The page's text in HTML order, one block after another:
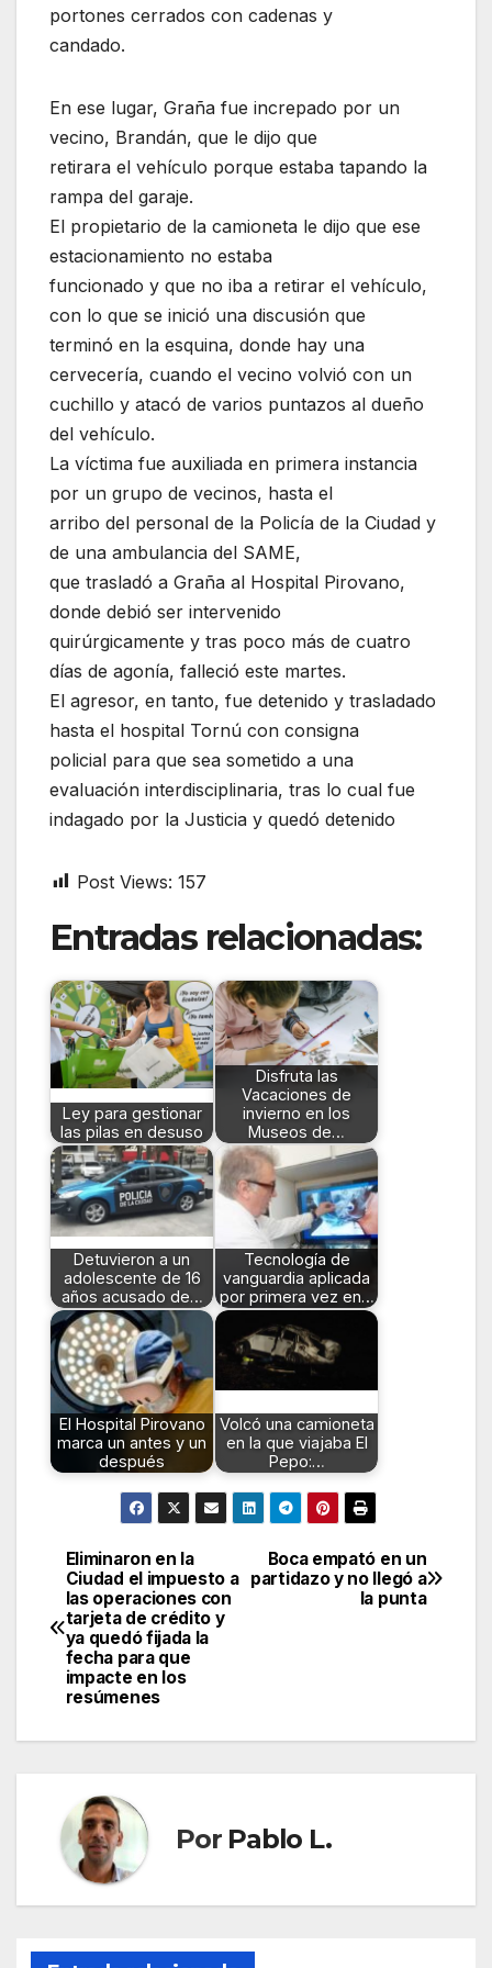
portones cerrados con cadenas y
candado.
En ese lugar, Graña fue increpado por un
vecino, Brandán, que le dijo que
retirara el vehículo porque estaba tapando la
rampa del garaje.
El propietario de la camioneta le dijo que ese
estacionamiento no estaba
funcionado y que no iba a retirar el vehículo,
con lo que se inició una discusión que
terminó en la esquina, donde hay una
cervecería, cuando el vecino volvió con un
cuchillo y atacó de varios puntazos al dueño
del vehículo.
La víctima fue auxiliada en primera instancia
por un grupo de vecinos, hasta el
arribo del personal de la Policía de la Ciudad y
de una ambulancia del SAME,
que trasladó a Graña al Hospital Pirovano,
donde debió ser intervenido
quirúrgicamente y tras poco más de cuatro
días de agonía, falleció este martes.
El agresor, en tanto, fue detenido y trasladado
hasta el hospital Tornú con consigna
policial para que sea sometido a una
evaluación interdisciplinaria, tras lo cual fue
indagado por la Justicia y quedó detenido
Post Views: 157
Entradas relacionadas:
Ley para gestionar
las pilas en desuso
Disfruta las
Vacaciones de
invierno en los
Museos de…
Detuvieron a un
adolescente de 16
años acusado de…
Tecnología de
vanguardia aplicada
por primera vez en…
El Hospital Pirovano
marca un antes y un
después
Volcó una camioneta
en la que viajaba El
Pepo:…
Navegación
de
entradas
Boca empató en un
partidazo y no llegó a
la punta
Eliminaron en la
Ciudad el impuesto a
las operaciones con
tarjeta de crédito y
ya quedó fijada la
fecha para que
impacte en los
resúmenes
Por Pablo L.